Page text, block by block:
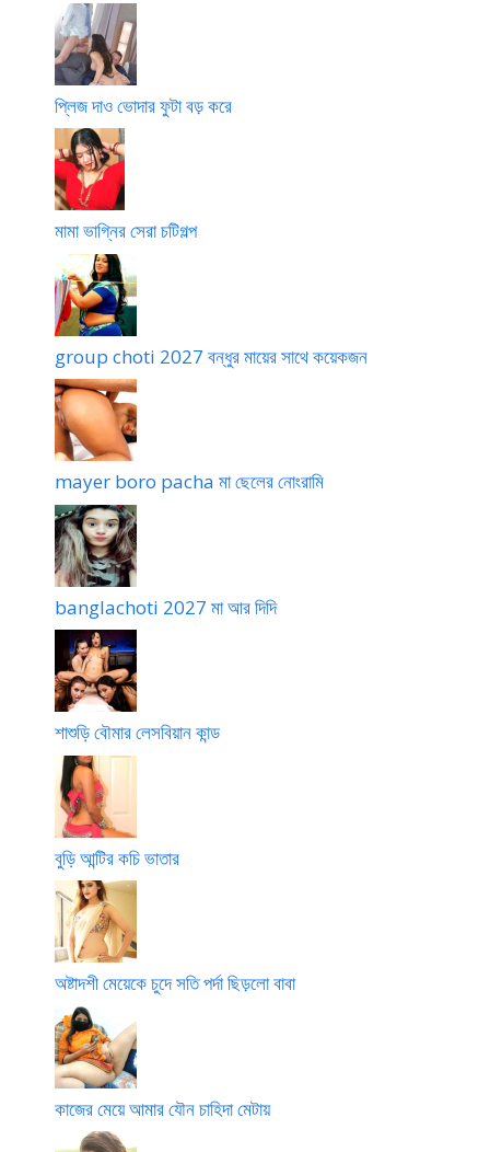
প্লিজ দাও ভোদার ফুটা বড় করে
মামা ভাগ্নির সেরা চটিগল্প
group choti 2027 বন্ধুর মায়ের সাথে কয়েকজন
mayer boro pacha মা ছেলের নোংরামি
banglachoti 2027 মা আর দিদি
শাশুড়ি বৌমার লেসবিয়ান কান্ড
বুড়ি আন্টির কচি ভাতার
অষ্টাদশী মেয়েকে চুদে সতি পর্দা ছিড়লো বাবা
কাজের মেয়ে আমার যৌন চাহিদা মেটায়